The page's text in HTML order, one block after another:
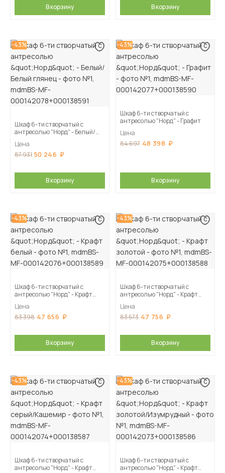
В корзину В корзину
-43%
Шкаф 6-ти створчатый с
антресолью "Норд" - Белый/
Цена
87 931 50 246
В корзину
-43%
Шкаф 6-ти створчатый с
антресолью "Норд" - Графит
Цена
84 697 48 398
В корзину
-43%
Шкаф 6-ти створчатый с
антресолью "Норд" - Крафт
Цена
83 398 47 656
В корзину
-43%
Шкаф 6-ти створчатый с
антресолью "Норд" - Крафт
Цена
83 573 47 756
В корзину
-43%
Шкаф 6-ти створчатый с
антресолью "Норд" - Крафт
-43%
Шкаф 6-ти створчатый с
антресолью "Норд" - Крафт